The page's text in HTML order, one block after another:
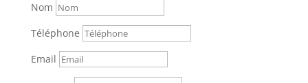
Nom
Téléphone
Email